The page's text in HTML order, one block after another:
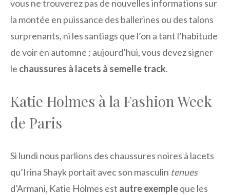
vous ne trouverez pas de nouvelles informations sur
la montée en puissance des ballerines ou des talons
surprenants, ni les santiags que l’on a tant l’habitude
de voir en automne ; aujourd’hui, vous devez signer
le chaussures à lacets à semelle track.
Katie Holmes à la Fashion Week
de Paris
Si lundi nous parlions des chaussures noires à lacets
qu’Irina Shayk portait avec son masculin tenues
d’Armani, Katie Holmes est autre exempleque les